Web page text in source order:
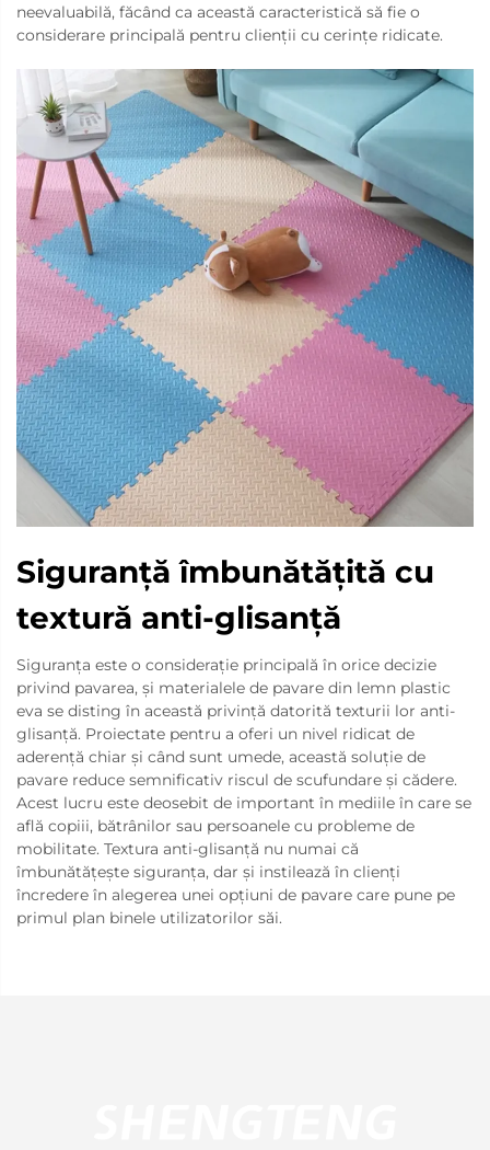
neevaluabilă, făcând ca această caracteristică să fie o
considerare principală pentru clienții cu cerințe ridicate.
Siguranță îmbunătățită cu
textură anti-glisanță
Siguranța este o considerație principală în orice decizie
privind pavarea, și materialele de pavare din lemn plastic
eva se disting în această privință datorită texturii lor anti-
glisanță. Proiectate pentru a oferi un nivel ridicat de
aderență chiar și când sunt umede, această soluție de
pavare reduce semnificativ riscul de scufundare și cădere.
Acest lucru este deosebit de important în mediile în care se
află copiii, bătrânilor sau persoanele cu probleme de
mobilitate. Textura anti-glisanță nu numai că
îmbunătățește siguranța, dar și instilează în clienți
încredere în alegerea unei opțiuni de pavare care pune pe
primul plan binele utilizatorilor săi.